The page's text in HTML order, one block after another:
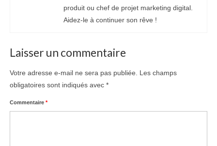
produit ou chef de projet marketing digital.
Aidez-le à continuer son rêve !
Laisser un commentaire
Votre adresse e-mail ne sera pas publiée.
Les champs
obligatoires sont indiqués avec *
Commentaire *